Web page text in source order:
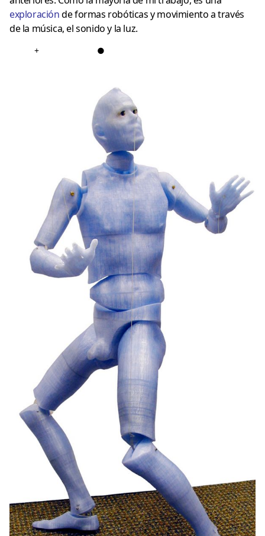
exploraciónde formas robóticas y movimiento a través
de la música, el sonido y la luz.
+ ●